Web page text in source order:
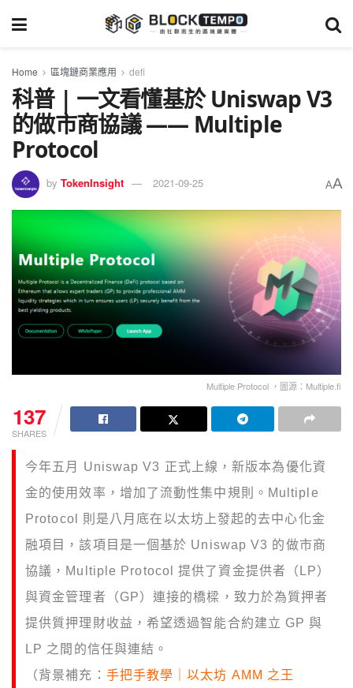
Home 區塊鏈商業應用 defi
科普 | 一文看懂基於 Uniswap V3
的做市商協議 —— Multiple
Protocol
by TokenInsight 2021-09-25 AA
Multiple Protocol ，圖源：Multiple.fi
137
SHARES
今年五月 Uniswap V3 正式上線，新版本為優化資
金的使用效率，增加了流動性集中規則。Multiple
Protocol 則是八月底在以太坊上發起的去中心化金
融項目，該項目是一個基於 Uniswap V3 的做市商
協議，Multiple Protocol 提供了資金提供者（LP）
與資金管理者（GP）連接的橋樑，致力於為質押者
提供質押理財收益，希望透過智能合約建立 GP 與
LP 之間的信任與連結。
（背景補充： 手把手教學｜以太坊 AMM 之王